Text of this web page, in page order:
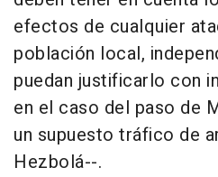
efectos de cualquier
población local,
puedan justificarlo con
en el caso del paso de
un supuesto tráfico de
Hezbolá--.